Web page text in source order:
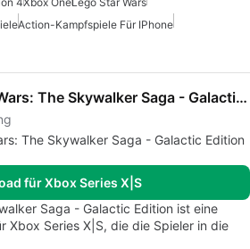
Action-Kampfspiele Für IPhone
LEGO Star Wars: The Skywalker Saga - Galactic Edition
The Skywalker Saga - Galactic Edition
für Xbox Series X|S
Saga - Galactic Edition ist eine
Xbox Series X|S, die die Spieler in die